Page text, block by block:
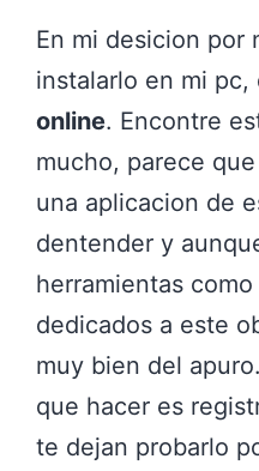
En mi desicion por
instalarlo en mi
online. Encontre
mucho, parece
una aplicacion de
dentender y
herramientas
dedicados a este
muy bien del
que hacer es
te dejan probarlo